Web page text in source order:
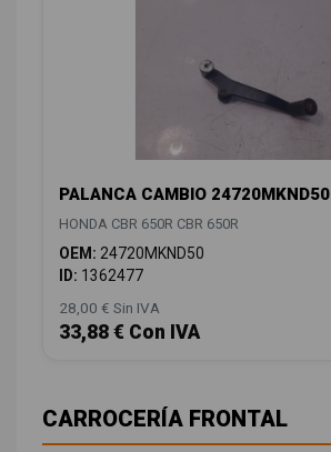
PALANCA CAMBIO 24720MKND50
HONDA CBR 650R CBR 650R
OEM: 24720MKND50
ID: 1362477
28,00 € Sin IVA
33,88 € Con IVA
CARROCERÍA FRONTAL